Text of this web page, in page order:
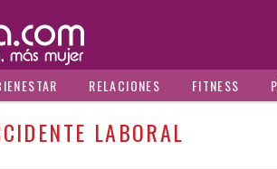
RELACIONES FITNESS
LABORAL